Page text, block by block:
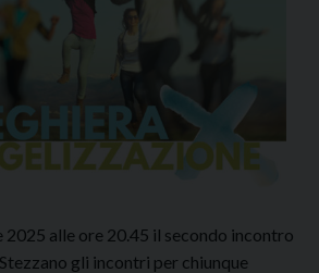
alle ore 20.45 il secondo incontro
gli incontri per chiunque